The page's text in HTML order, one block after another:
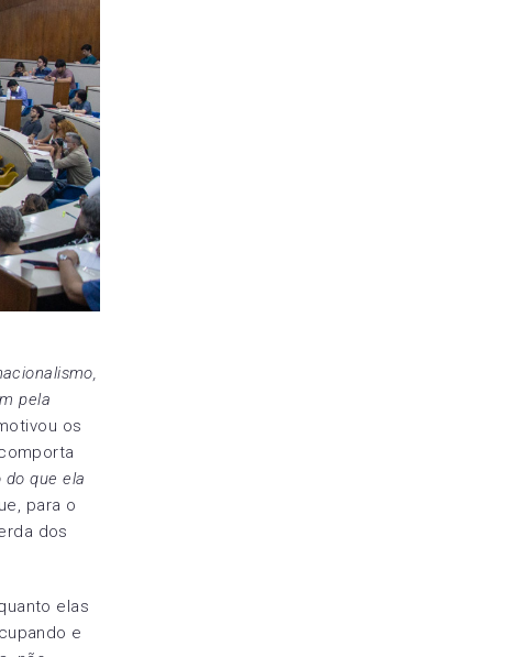
pela
os
que ela
para o
dos
elas
e